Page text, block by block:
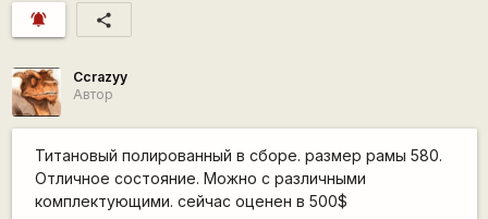
notifications_active share
Ccrazyy
Автор
Титановый полированный в сборе. размер рамы 580.
Отличное состояние. Можно с различными
комплектующими. сейчас оценен в 500$